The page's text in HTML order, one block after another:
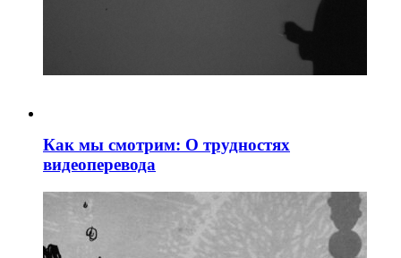
Как мы смотрим: О трудностях
видеоперевода